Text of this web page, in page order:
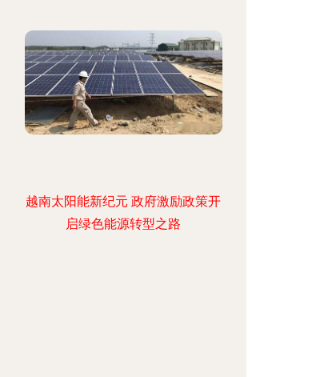
越南太阳能新纪元 政府激励政策开
启绿色能源转型之路